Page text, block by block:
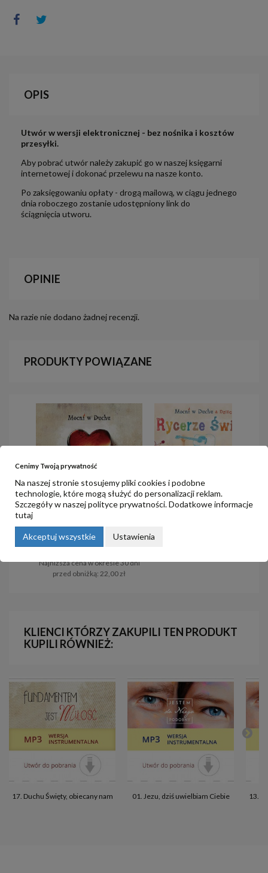
OPIS
Utwór w wersji elektronicznej - bez nośnika i kosztów
przesyłki.
Aby pobrać utwór należy zakupić go w naszej księgarni
internetowej i dokonać przelewu na nasze konto.
Po zaksięgowaniu opłaty - drogą mailową, w ciągu jednego
dnia roboczego zostanie udostępniony link do
ściągnięcia utworu.
OPINIE
Na razie nie dodano żadnej recenzji.
PRODUKTY POWIĄZANE
20,00 zł22,00 zł
Najniższa cena w okresie 30 dni
przed obniżką: 22,00 zł
KLIENCI KTÓRZY ZAKUPILI TEN PRODUKT
KUPILI RÓWNIEŻ:
17. Duchu Święty, obiecany nam 01. Jezu, dziś uwielbiam Ciebie 13.
Cenimy Twoją prywatność
Na naszej stronie stosujemy pliki cookies i podobne
technologie, które mogą służyć do personalizacji reklam.
Szczegóły w naszejpolityce prywatności. Dodatkowe informacje
tutaj
Akceptuj wszystkie Ustawienia